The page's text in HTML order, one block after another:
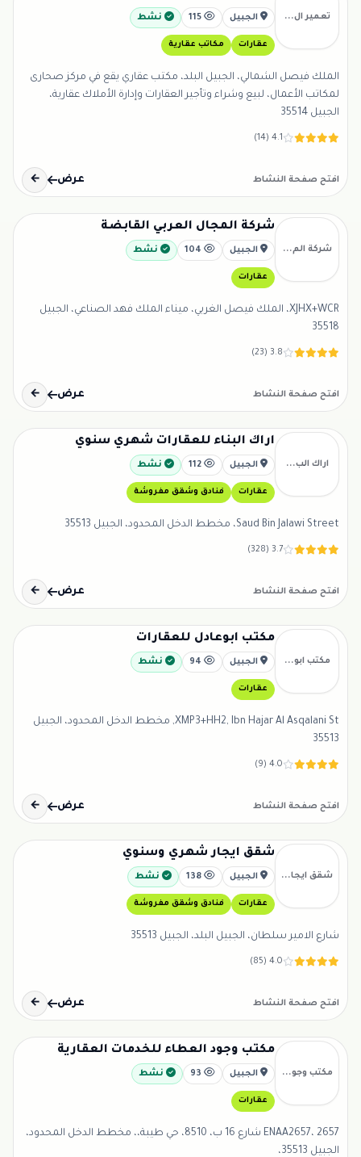
تعمير ال... الجبيل نشط
عقارات مكاتب عقارية
الملك فيصل الشمالي، الجبيل البلد، مكتب عقاري يقع في مركز صحارى
لمكاتب الأعمال، لبيع وشراء وتأجير العقارات وإدارة الأملاك عقارية،
الجبيل 35514
4.1 (14)
افتح صفحة النشاط عرض ←
شركة الم...
شركة المجال العربي القابضة
الجبيل نشط
عقارات
XJHX+WCR، الملك فيصل الغربي، ميناء الملك فهد الصناعي، الجبيل
35518
3.8 (23)
افتح صفحة النشاط عرض ←
اراك الب...
اراك البناء للعقارات شهري سنوي
الجبيل نشط
عقارات فنادق وشقق مفروشة
Saud Bin Jalawi Street، مخطط الدخل المحدود، الجبيل 35513
3.7 (328)
افتح صفحة النشاط عرض ←
مكتب ابو...
مكتب ابوعادل للعقارات
الجبيل نشط
عقارات
XMP3+HH2, Ibn Hajar Al Asqalani St, مخطط الدخل المحدود، الجبيل
35513
4.0 (9)
افتح صفحة النشاط عرض ←
شقق ايجا...
شقق ايجار شهري وسنوي
الجبيل نشط
عقارات فنادق وشقق مفروشة
شارع الامير سلطان، الجبيل البلد، الجبيل 35513
4.0 (85)
افتح صفحة النشاط عرض ←
مكتب وجو...
مكتب وجود العطاء للخدمات العقارية
الجبيل نشط
عقارات
ENAA2657، 2657 شارع 16 ب، 8510، حي طيبة،، مخطط الدخل المحدود،
الجبيل 35513،